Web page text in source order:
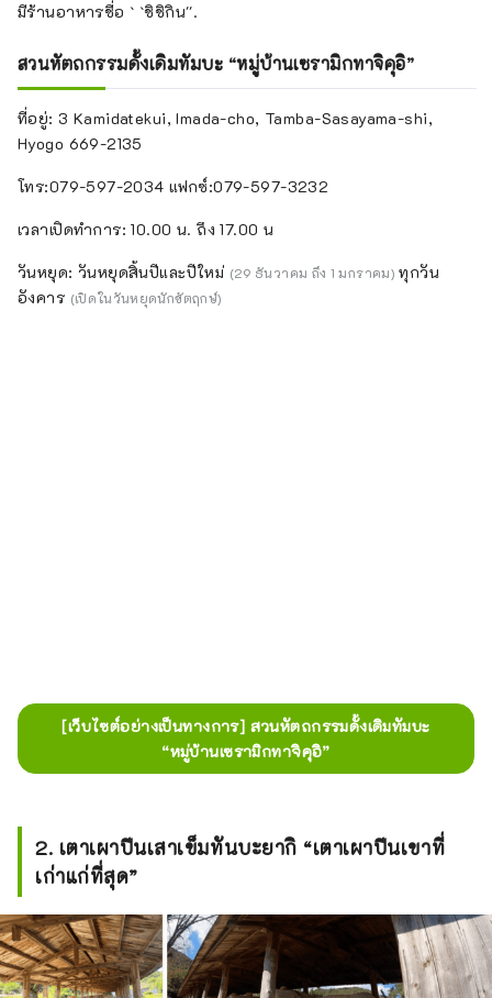
มีร้านอาหารชื่อ ` `ชิชิกิน''.
สวนหัตถกรรมดั้งเดิมทัมบะ “หมู่บ้านเซรามิกทาจิคุอิ”
ที่อยู่: 3 Kamidatekui, Imada-cho, Tamba-Sasayama-shi,
Hyogo 669-2135
โทร:079-597-2034 แฟกซ์:079-597-3232
เวลาเปิดทำการ: 10.00 น. ถึง 17.00 น
วันหยุด: วันหยุดสิ้นปีและปีใหม่ (29 ธันวาคม ถึง 1 มกราคม)ทุกวัน
อังคาร (เปิดในวันหยุดนักขัตฤกษ์)
[เว็บไซต์อย่างเป็นทางการ] สวนหัตถกรรมดั้งเดิมทัมบะ
“หมู่บ้านเซรามิกทาจิคุอิ”
2. เตาเผาปีนเสาเข็มทันบะยากิ “เตาเผาปีนเขาที่
เก่าแก่ที่สุด”